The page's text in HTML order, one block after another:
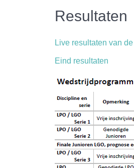
Resultaten
Live resultaten van
Eind resultaten